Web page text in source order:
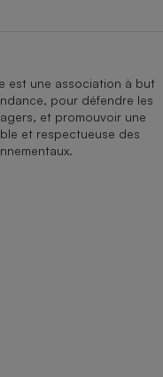
est une association à but
pour défendre les
et promouvoir une
et respectueuse des